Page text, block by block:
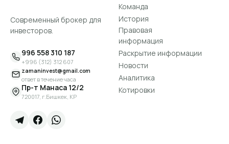
Современный брокер для
инвесторов.
996 558 310 187
+996 (312) 312 607
zamaninvest@gmail.com
ответ в течение часа
Пр-т Манаса 12/2
720017, г.Бишкек, КР
Команда
История
Правовая
информация
Раскрытие информации
Новости
Аналитика
Котировки